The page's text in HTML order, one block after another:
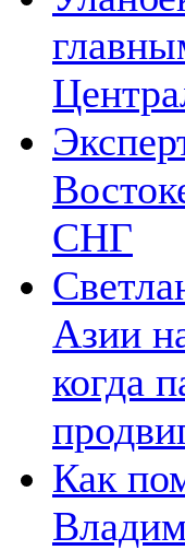
СНГ
Азии
когда
Как